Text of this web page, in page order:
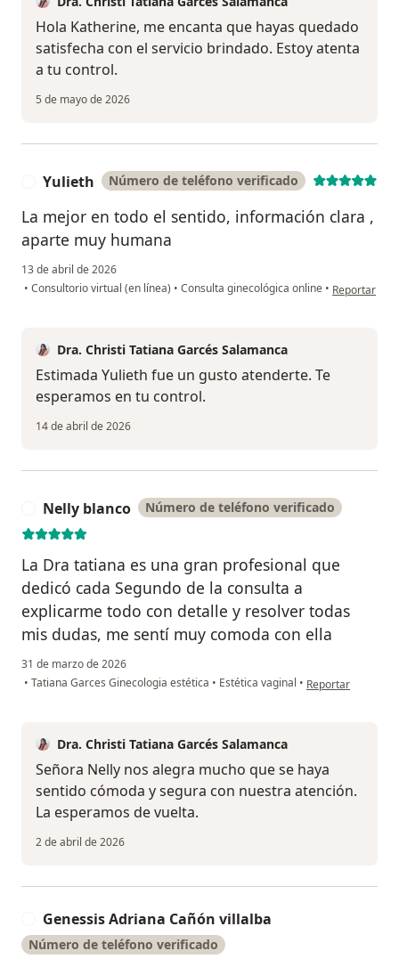
Hola Katherine, me encanta que hayas quedado
satisfecha con el servicio brindado. Estoy atenta
a tu control.
5 de mayo de 2026
Yulieth Número de teléfono verificado
La mejor en todo el sentido, información clara ,
aparte muy humana
13 de abril de 2026
• Consultorio virtual (en línea) • Consulta ginecológica online • en opinión
Reportar
Dra. Christi Tatiana Garcés Salamanca
Estimada Yulieth fue un gusto atenderte. Te
esperamos en tu control.
14 de abril de 2026
Nelly blanco Número de teléfono verificado
La Dra tatiana es una gran profesional que
dedicó cada Segundo de la consulta a
explicarme todo con detalle y resolver todas
mis dudas, me sentí muy comoda con ella
31 de marzo de 2026
• Tatiana Garces Ginecologia estética • Estética vaginal • en opinión del
Reportar
Dra. Christi Tatiana Garcés Salamanca
Señora Nelly nos alegra mucho que se haya
sentido cómoda y segura con nuestra atención.
La esperamos de vuelta.
2 de abril de 2026
Genessis Adriana Cañón villalba
Número de teléfono verificado